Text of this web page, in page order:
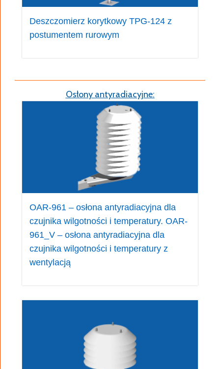
Deszczomierz korytkowy TPG-124 z
postumentem rurowym
Osłony antyradiacyjne:
OAR-961 – osłona antyradiacyjna dla
czujnika wilgotności i temperatury. OAR-
961_V – osłona antyradiacyjna dla
czujnika wilgotności i temperatury z
wentylacją